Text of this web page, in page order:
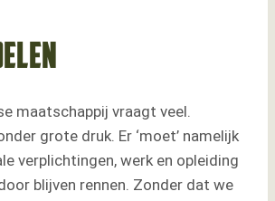
maatschappij vraagt veel.
grote druk. Er ‘moet’ namelijk
verplichtingen, werk en opleiding
blijven rennen. Zonder dat we